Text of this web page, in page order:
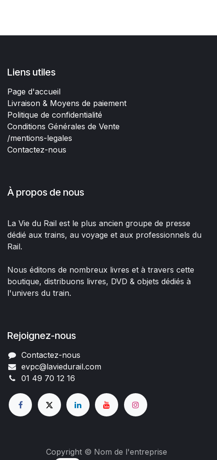
Liens utiles
Page d'accueil
Livraison & Moyens de paiement
Politique de confidentialité
Conditions Générales de Vente
/mentions-legales
Contactez-nous
À propos de nous
La Vie du Rail est le plus ancien groupe de presse
dédié aux trains, au voyage et aux professionnels du
Rail.
Nous éditons de nombreux livres et à travers cette
boutique, distribuons livres, DVD & objets dédiés à
l'univers du train.
Rejoignez-nous
Contactez-nous
evpc@laviedurail.com
01 49 70 12 16
Copyright © Nom de l'entreprise